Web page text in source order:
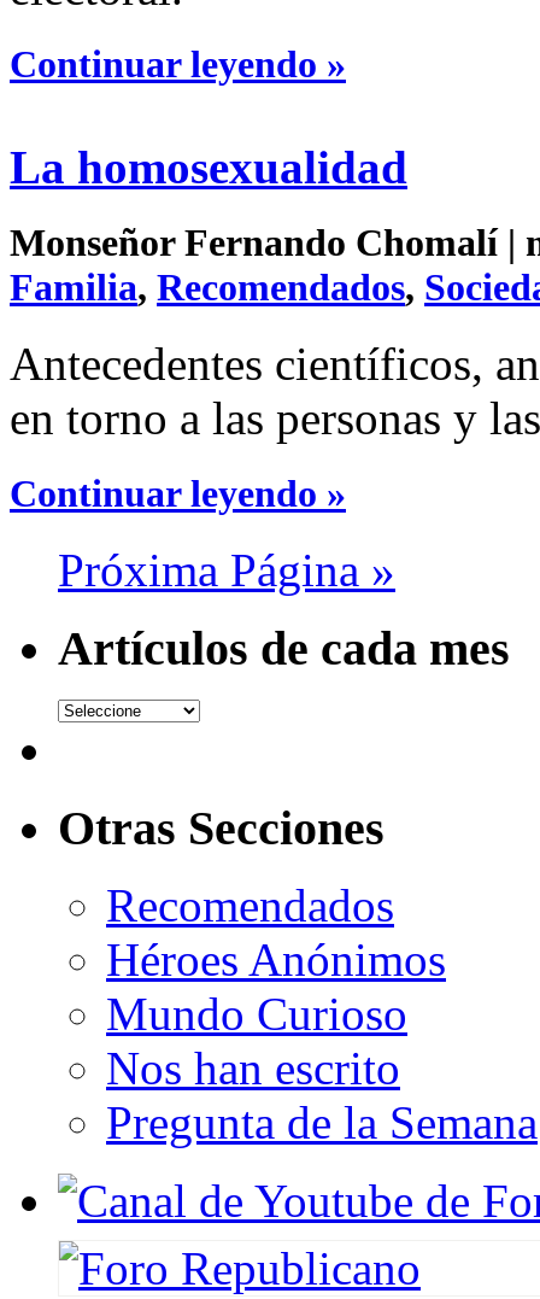
Continuar leyendo »
La homosexualidad
Monseñor Fernando Chomalí |
Familia, Recomendados,
Antecedentes científicos,
en torno a las personas y
Continuar leyendo »
Próxima Página »
Artículos de cada mes
Otras Secciones
Recomendados
Héroes Anónimos
Mundo Curioso
Nos han escrito
Pregunta de la Semana